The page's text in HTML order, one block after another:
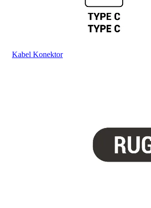
Kabel Konektor